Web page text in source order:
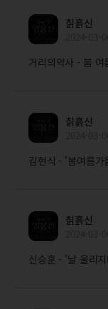
칡흙신
거리의악사 - 봄
칡흙신
김현식 - '봄여름
칡흙신
신승훈 - '날 울리